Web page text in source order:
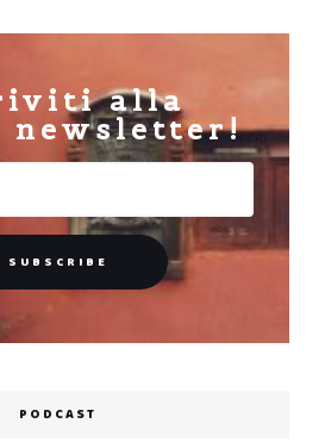
alla
newsletter!
PODCAST